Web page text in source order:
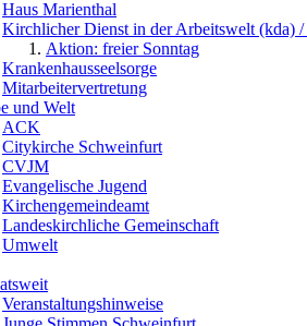
Haus Marienthal
Kirchlicher Dienst in der Arbeitswelt (kda) /
Aktion: freier Sonntag
Krankenhausseelsorge
Mitarbeitervertretung
und Welt
ACK
Citykirche Schweinfurt
CVJM
Evangelische Jugend
Kirchengemeindeamt
Landeskirchliche Gemeinschaft
Umwelt
Veranstaltungshinweise